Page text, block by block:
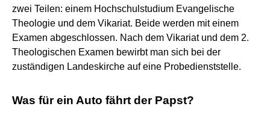
zwei Teilen: einem Hochschulstudium Evangelische
Theologie und dem Vikariat. Beide werden mit einem
Examen abgeschlossen. Nach dem Vikariat und dem 2.
Theologischen Examen bewirbt man sich bei der
zuständigen Landeskirche auf eine Probedienststelle.
Was für ein Auto fährt der Papst?